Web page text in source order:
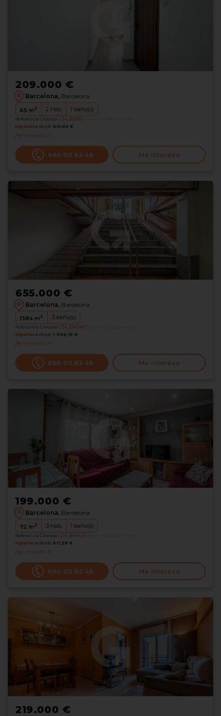
209.000 €
Barcelona, Barcelona
65 m2 2 Hab. 1 baño(s)
Referencia Grocasa G34_896810
Hipoteca desde 641,65 €
Interesados 10
686 60 83 48 Me interesa
655.000 €
Barcelona, Barcelona
1384 m2 3 baño(s)
Referencia Grocasa G34_1545467
Hipoteca desde 1.996,18 €
Interesados 10
686 60 83 48 Me interesa
199.000 €
Barcelona, Barcelona
72 m2 3 Hab. 1 baño(s)
Referencia Grocasa G34_894425
Hipoteca desde 611,28 €
Interesados 10
686 60 83 48 Me interesa
219.000 €